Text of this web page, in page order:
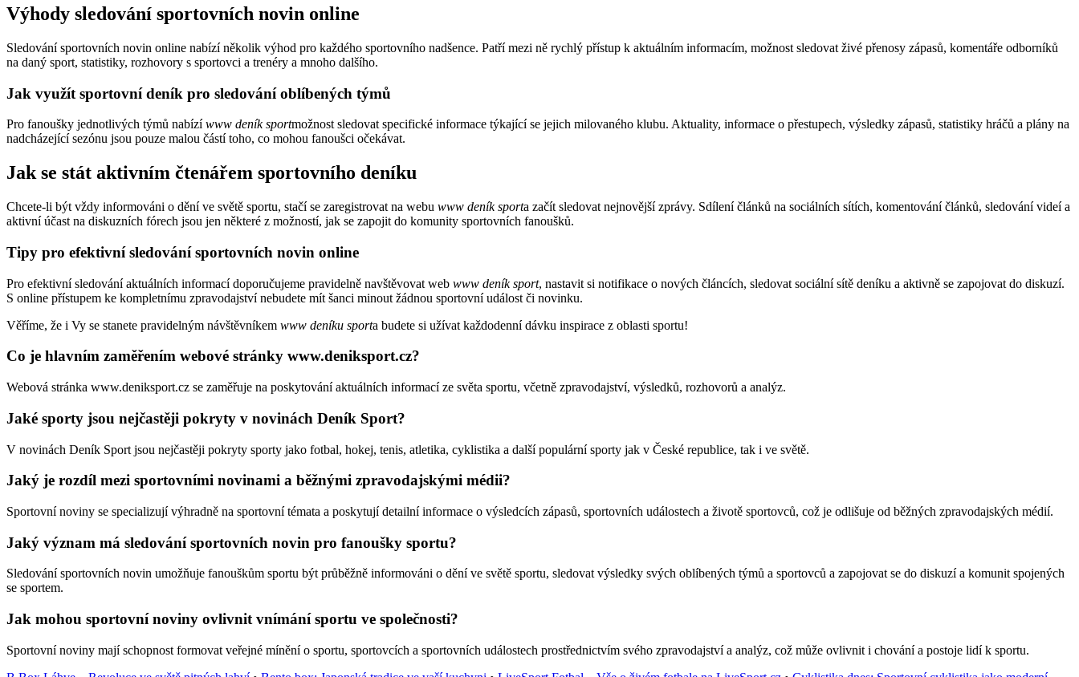
Výhody sledování sportovních novin online
Sledování sportovních novin online nabízí několik výhod pro každého sportovního nadšence. Patří mezi ně rychlý přístup k aktuálním informacím, možnost sledovat živé přenosy zápasů, komentáře odborníků
na daný sport, statistiky, rozhovory s sportovci a trenéry a mnoho dalšího.
Jak využít sportovní deník pro sledování oblíbených týmů
Pro fanoušky jednotlivých týmů nabízíwww deník sportmožnost sledovat specifické informace týkající se jejich milovaného klubu. Aktuality, informace o přestupech, výsledky zápasů, statistiky hráčů a plány na
nadcházející sezónu jsou pouze malou částí toho, co mohou fanoušci očekávat.
Jak se stát aktivním čtenářem sportovního deníku
Chcete-li být vždy informováni o dění ve světě sportu, stačí se zaregistrovat na webu www deník sporta začít sledovat nejnovější zprávy. Sdílení článků na sociálních sítích, komentování článků, sledování videí a
aktivní účast na diskuzních fórech jsou jen některé z možností, jak se zapojit do komunity sportovních fanoušků.
Tipy pro efektivní sledování sportovních novin online
Pro efektivní sledování aktuálních informací doporučujeme pravidelně navštěvovat web www deník sport, nastavit si notifikace o nových článcích, sledovat sociální sítě deníku a aktivně se zapojovat do diskuzí.
S online přístupem ke kompletnímu zpravodajství nebudete mít šanci minout žádnou sportovní událost či novinku.
Věříme, že i Vy se stanete pravidelným návštěvníkem www deníku sporta budete si užívat každodenní dávku inspirace z oblasti sportu!
Co je hlavním zaměřením webové stránky www.deniksport.cz?
Webová stránka www.deniksport.cz se zaměřuje na poskytování aktuálních informací ze světa sportu, včetně zpravodajství, výsledků, rozhovorů a analýz.
Jaké sporty jsou nejčastěji pokryty v novinách Deník Sport?
V novinách Deník Sport jsou nejčastěji pokryty sporty jako fotbal, hokej, tenis, atletika, cyklistika a další populární sporty jak v České republice, tak i ve světě.
Jaký je rozdíl mezi sportovními novinami a běžnými zpravodajskými médii?
Sportovní noviny se specializují výhradně na sportovní témata a poskytují detailní informace o výsledcích zápasů, sportovních událostech a životě sportovců, což je odlišuje od běžných zpravodajských médií.
Jaký význam má sledování sportovních novin pro fanoušky sportu?
Sledování sportovních novin umožňuje fanouškům sportu být průběžně informováni o dění ve světě sportu, sledovat výsledky svých oblíbených týmů a sportovců a zapojovat se do diskuzí a komunit spojených
se sportem.
Jak mohou sportovní noviny ovlivnit vnímání sportu ve společnosti?
Sportovní noviny mají schopnost formovat veřejné mínění o sportu, sportovcích a sportovních událostech prostřednictvím svého zpravodajství a analýz, což může ovlivnit i chování a postoje lidí k sportu.